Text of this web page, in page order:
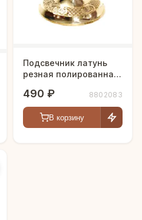
Подсвечник латунь
резная полированная
490 ₽ 8802083
В корзину